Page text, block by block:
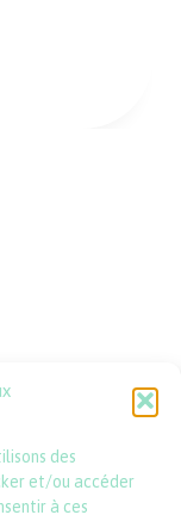
des
et/ou accéder
à ces